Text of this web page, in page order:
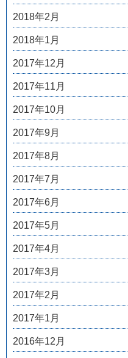
2018年2月
2018年1月
2017年12月
2017年11月
2017年10月
2017年9月
2017年8月
2017年7月
2017年6月
2017年5月
2017年4月
2017年3月
2017年2月
2017年1月
2016年12月